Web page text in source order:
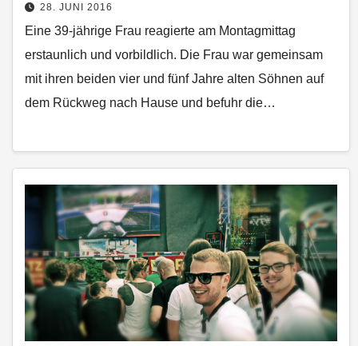
28. JUNI 2016
Eine 39-jährige Frau reagierte am Montagmittag
erstaunlich und vorbildlich. Die Frau war gemeinsam
mit ihren beiden vier und fünf Jahre alten Söhnen auf
dem Rückweg nach Hause und befuhr die…